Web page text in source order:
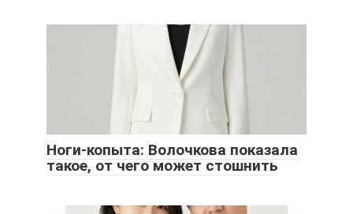
Ноги-копыта: Волочкова показала
такое, от чего может стошнить